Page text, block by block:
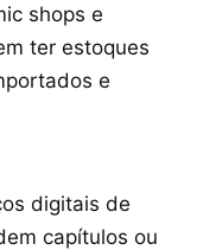
shops e
ter estoques
e
digitais de
capítulos ou